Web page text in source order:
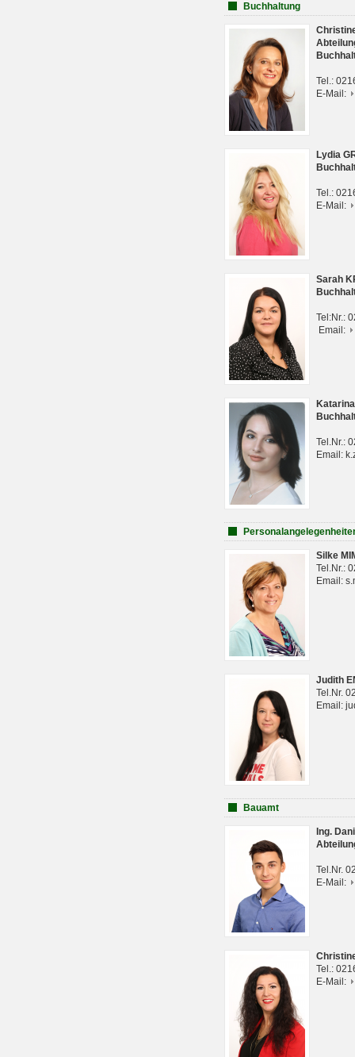
Buchhaltung
Tel.:
E-Mail:
Lydia
Tel.:
E-Mail:
Sarah
Tel:Nr.:
Email:
Tel.Nr.:
Email:
Silke
Tel.Nr.:
Email:
Judith
Tel.Nr.
Email:
Bauamt
Ing.
Tel.Nr.
E-Mail:
Tel.:
E-Mail: